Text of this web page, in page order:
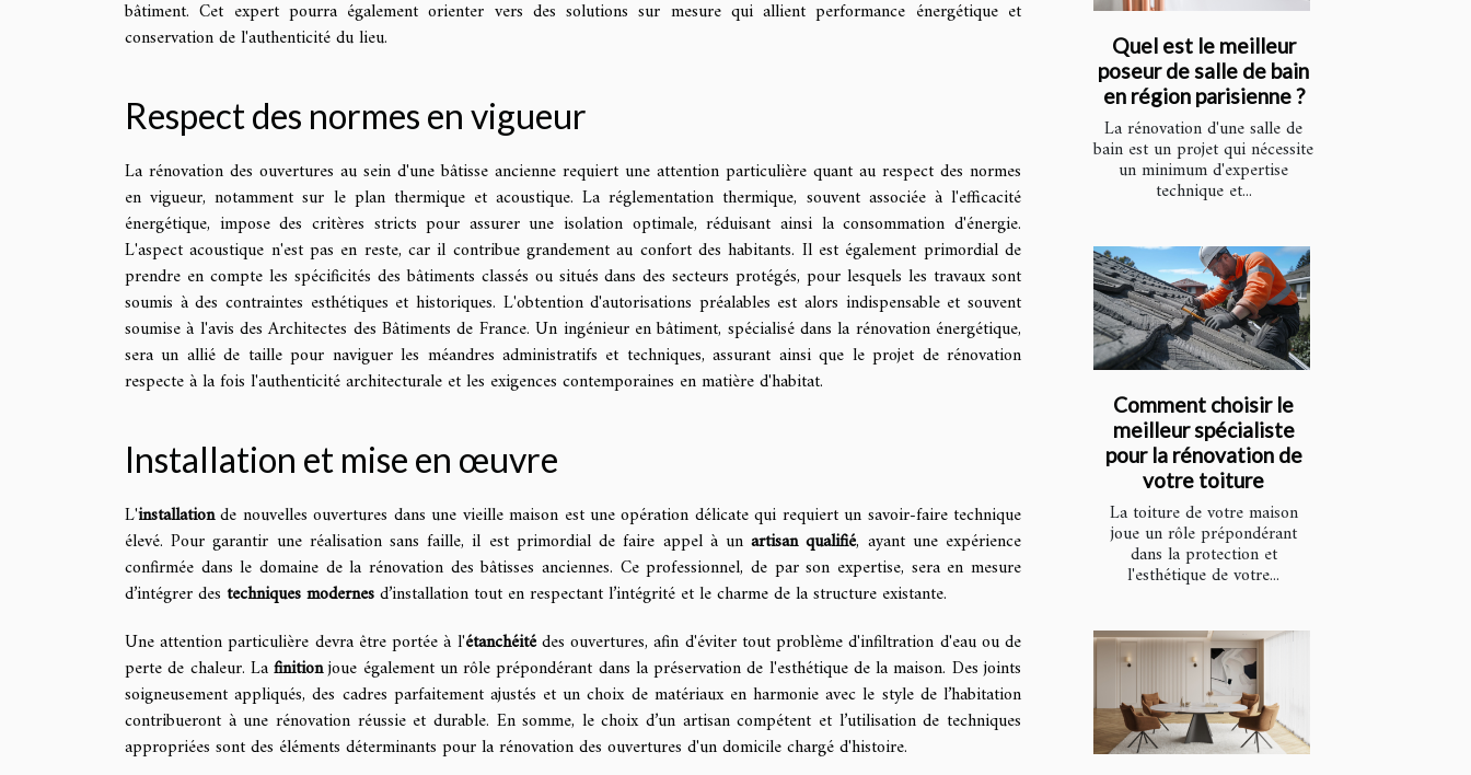
bâtiment. Cet expert pourra également orienter vers des solutions sur mesure qui allient performance énergétique et
conservation de l'authenticité du lieu.
Respect des normes en vigueur
La rénovation des ouvertures au sein d'une bâtisse ancienne requiert une attention particulière quant au respect des normes
en vigueur, notamment sur le plan thermique et acoustique. La réglementation thermique, souvent associée à l'efficacité
énergétique, impose des critères stricts pour assurer une isolation optimale, réduisant ainsi la consommation d'énergie.
L'aspect acoustique n'est pas en reste, car il contribue grandement au confort des habitants. Il est également primordial de
prendre en compte les spécificités des bâtiments classés ou situés dans des secteurs protégés, pour lesquels les travaux sont
soumis à des contraintes esthétiques et historiques. L'obtention d'autorisations préalables est alors indispensable et souvent
soumise à l'avis des Architectes des Bâtiments de France. Un ingénieur en bâtiment, spécialisé dans la rénovation énergétique,
sera un allié de taille pour naviguer les méandres administratifs et techniques, assurant ainsi que le projet de rénovation
respecte à la fois l'authenticité architecturale et les exigences contemporaines en matière d'habitat.
Installation et mise en œuvre
L'installationde nouvelles ouvertures dans une vieille maison est une opération délicate qui requiert un savoir-faire technique
élevé. Pour garantir une réalisation sans faille, il est primordial de faire appel à unartisan qualifié, ayant une expérience
confirmée dans le domaine de la rénovation des bâtisses anciennes. Ce professionnel, de par son expertise, sera en mesure
d’intégrer des techniques modernesd’installation tout en respectant l’intégrité et le charme de la structure existante.
Une attention particulière devra être portée à l'étanchéitédes ouvertures, afin d'éviter tout problème d'infiltration d'eau ou de
perte de chaleur. Lafinitionjoue également un rôle prépondérant dans la préservation de l'esthétique de la maison. Des joints
soigneusement appliqués, des cadres parfaitement ajustés et un choix de matériaux en harmonie avec le style de l’habitation
contribueront à une rénovation réussie et durable. En somme, le choix d’un artisan compétent et l’utilisation de techniques
appropriées sont des éléments déterminants pour la rénovation des ouvertures d'un domicile chargé d'histoire.
Quel est le meilleur
poseur de salle de bain
en région parisienne ?
La rénovation d'une salle de
bain est un projet qui nécessite
un minimum d'expertise
technique et...
Comment choisir le
meilleur spécialiste
pour la rénovation de
votre toiture
La toiture de votre maison
joue un rôle prépondérant
dans la protection et
l'esthétique de votre...